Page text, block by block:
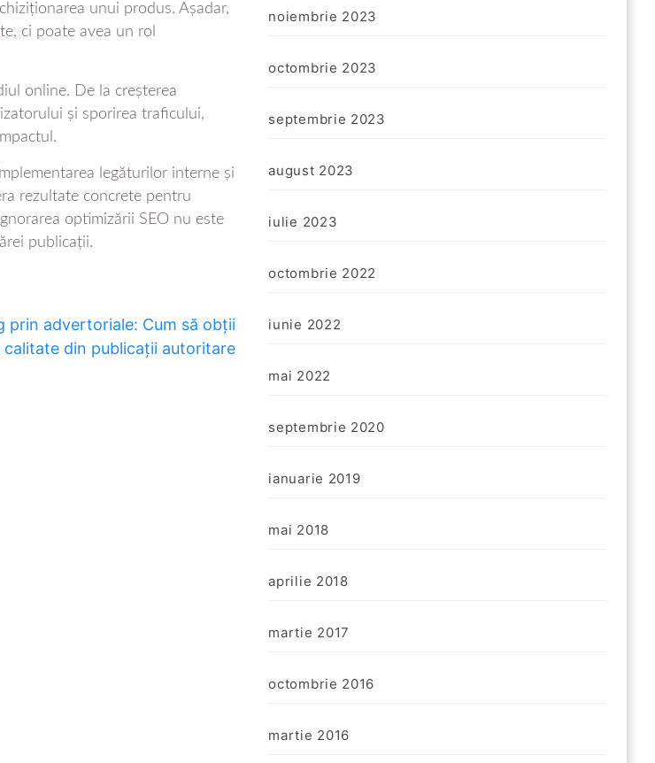
unui produs. Așadar,
ci poate avea un rol
online. De la creșterea
și sporirea traficului,
legăturilor interne și
rezultate concrete pentru
optimizării SEO nu este
publicații.
prin advertoriale: Cum să obții
calitate din publicații autoritare
noiembrie 2023
octombrie 2023
septembrie 2023
august 2023
iulie 2023
octombrie 2022
iunie 2022
mai 2022
septembrie 2020
ianuarie 2019
mai 2018
aprilie 2018
martie 2017
octombrie 2016
martie 2016